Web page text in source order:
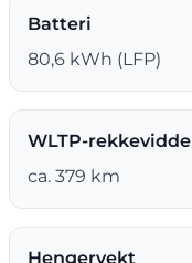
Batteri
80,6 kWh (LFP)
WLTP-rekkevidde
ca. 379 km
Hengervekt